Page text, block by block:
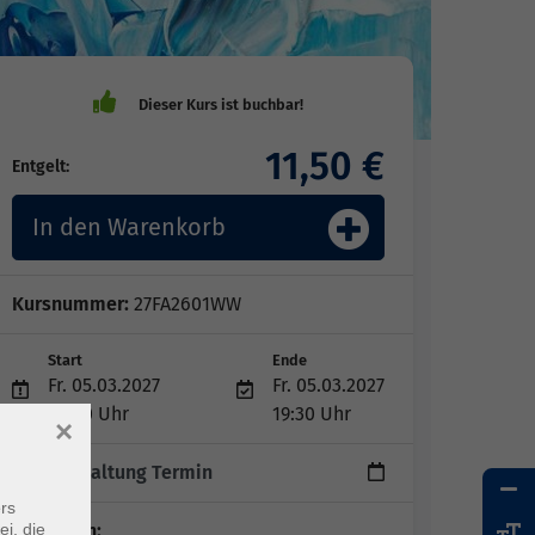
Entgelt: 11,50 €
In den Warenkorb
Kursnummer: 27FA2601WW
Start
Fr. 05.03.2027
18:00 Uhr
Ende
Fr. 05.03.2027
19:30 Uhr
1 Veranstaltung Termin
die
×